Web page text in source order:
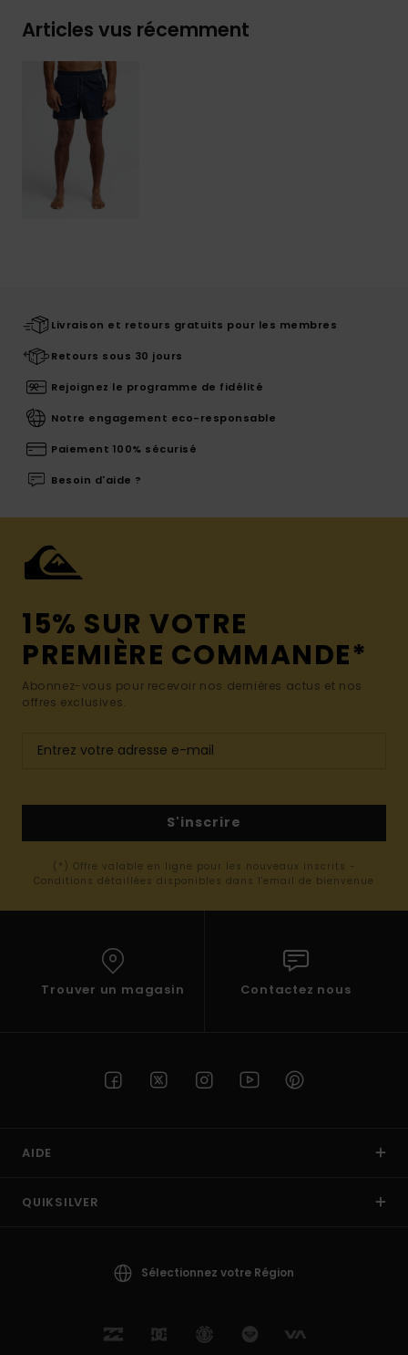
Articles vus récemment
Livraison et retours gratuits pour les membres
Retours sous 30 jours
Rejoignez le programme de fidélité
Notre engagement eco-responsable
Paiement 100% sécurisé
Besoin d'aide ?
15% SUR VOTRE
PREMIÈRE COMMANDE*
Abonnez-vous pour recevoir nos dernières actus et nos
offres exclusives.
S'inscrire
(*) Offre valable en ligne pour les nouveaux inscrits -
Conditions détaillées disponibles dans l'email de bienvenue
Trouver un magasin Contactez nous
AIDE
QUIKSILVER
Sélectionnez votre Région